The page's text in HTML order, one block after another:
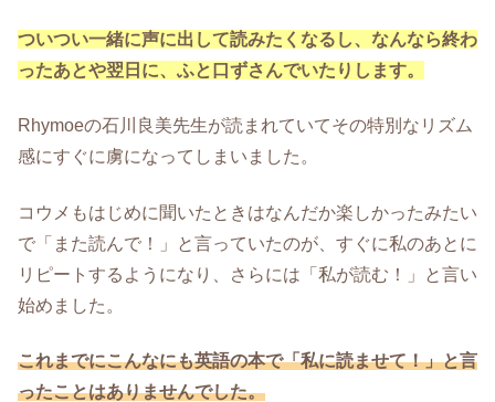
ついつい一緒に声に出して読みたくなるし、なんなら終わ
ったあとや翌日に、ふと口ずさんでいたりします。
Rhymoeの石川良美先生が読まれていてその特別なリズム
感にすぐに虜になってしまいました。
コウメもはじめに聞いたときはなんだか楽しかったみたい
で「また読んで！」と言っていたのが、すぐに私のあとに
リピートするようになり、さらには「私が読む！」と言い
始めました。
これまでにこんなにも英語の本で「私に読ませて！」と言
ったことはありませんでした。